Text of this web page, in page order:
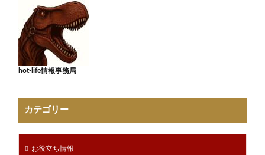
hot-life情報事務局
カテゴリー
お役立ち情報